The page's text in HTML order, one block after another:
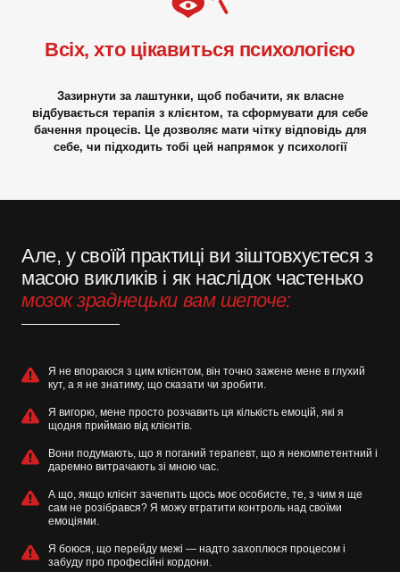
Всіх, хто цікавиться психологією
Зазирнути за лаштунки, щоб побачити, як власне
відбувається терапія з клієнтом, та сформувати для себе
бачення процесів. Це дозволяє мати чітку відповідь для
себе, чи підходить тобі цей напрямок у психології
Але, у своїй практиці ви зіштовхуєтеся з
масою викликів і як наслідок частенько
мозок зраднецьки вам шепоче:
Я не впораюся з цим клієнтом, він точно зажене мене в глухий
кут, а я не знатиму, що сказати чи зробити.
Я вигорю, мене просто розчавить ця кількість емоцій, які я
щодня приймаю від клієнтів.
Вони подумають, що я поганий терапевт, що я некомпетентний і
даремно витрачають зі мною час.
А що, якщо клієнт зачепить щось моє особисте, те, з чим я ще
сам не розібрався? Я можу втратити контроль над своїми
емоціями.
Я боюся, що перейду межі — надто захоплюся процесом і
забуду про професійні кордони.